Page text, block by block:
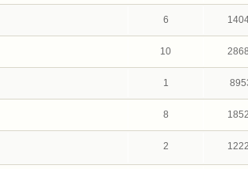
6
10
1
8
2